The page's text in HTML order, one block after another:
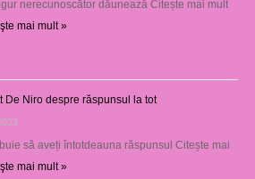
nerecunoscător dăunează Citește mai mult
mai mult »
De Niro despre răspunsul la tot
să aveți întotdeauna răspunsul Citește mai
mai mult »